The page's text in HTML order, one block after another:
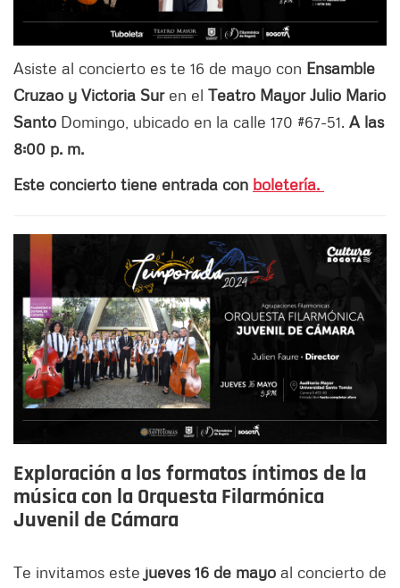
Asiste al concierto es te 16 de mayo con Ensamble
Cruzao y Victoria Sur en el Teatro Mayor Julio Mario
Santo Domingo, ubicado en la calle 170 #67-51. A las
8:00 p. m.
Este concierto tiene entrada con boletería.
Exploración a los formatos íntimos de la
música con la Orquesta Filarmónica
Juvenil de Cámara
Te invitamos este jueves 16 de mayo al concierto de